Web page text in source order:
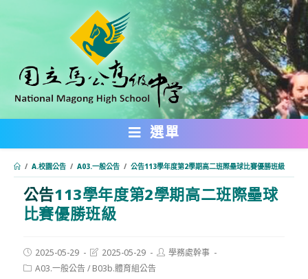
內
選單
/ A.校園公告 / A03.一般公告 / 公告113學年度第2學期高二班際壘球比賽優勝班級
公告113學年度第2學期高二班際壘球
比賽優勝班級
Post
published:
2025-05-29
Post
modified:
2025-05-29
Post學務處幹事
PostA03.一般公告/ B03b.體育組公告